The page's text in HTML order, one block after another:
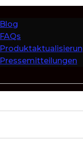
Blog
FAQs
Pressemitteilungen